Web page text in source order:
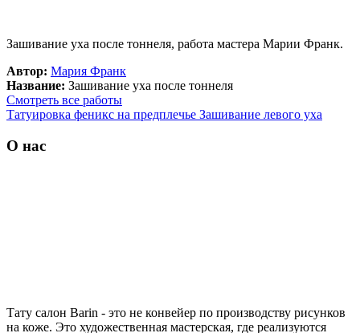
Зашивание уха после тоннеля, работа мастера Марии Франк.
Автор: Мария Франк
Название: Зашивание уха после тоннеля
Смотреть все работы
Татуировка феникс на предплечье Зашивание левого уха
О нас
Тату салон Barin - это не конвейер по производству рисунков
на коже. Это художественная мастерская, где реализуются